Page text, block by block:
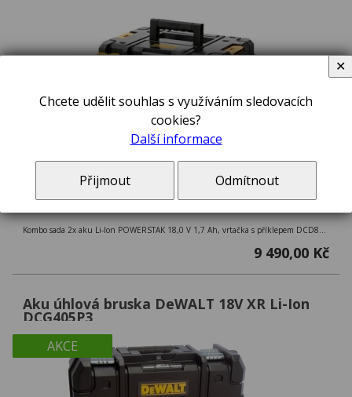
Kombo sada 2x aku Li-Ion POWERSTAK 18,0 V 1,7 Ah, vrtačka s příklepem DCD805 + rázový utahovák DCF850 + kufr TSTAK
9 490,00 Kč
AKCE
Aku úhlová bruska DeWALT 18V XR Li-Ion
DCG405P3
Chcete udělit souhlas s využíváním sledovacích
cookies?
Další informace
Přijmout Odmítnout
✕